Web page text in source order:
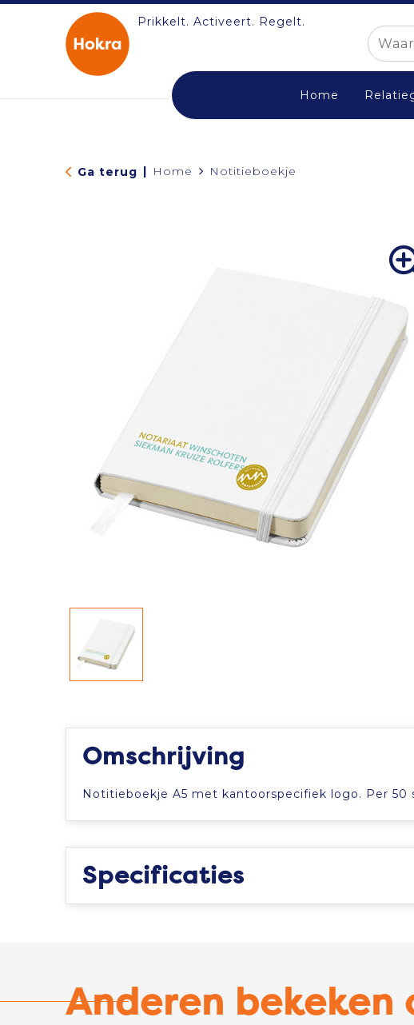
Prikkelt. Activeert. Regelt.
Home
Ga terug | Home Notitieboekje
Omschrijving
Notitieboekje A5 met kantoorspecifiek logo. Per 50
Specificaties
Anderen bekeken